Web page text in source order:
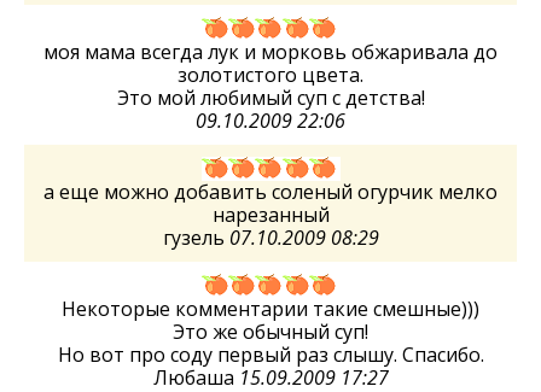
моя мама всегда лук и морковь обжаривала до
золотистого цвета.
Это мой любимый суп с детства!
09.10.2009 22:06
а еще можно добавить соленый огурчик мелко
нарезанный
гузель 07.10.2009 08:29
Некоторые комментарии такие смешные)))
Это же обычный суп!
Но вот про соду первый раз слышу. Спасибо.
Любаша 15.09.2009 17:27